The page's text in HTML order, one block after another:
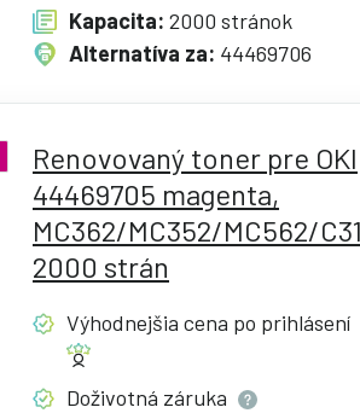
Kapacita: 2000 stránok
Alternatíva za: 44469706
Renovovaný toner pre OKI
44469705 magenta,
MC362/MC352/MC562/
2000 strán
Výhodnejšia cena po prihlásení
Doživotná záruka